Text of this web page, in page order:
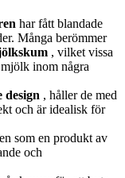
har fått blandade
Många berömmer
, vilket vissa
inom några
design , håller de med
och är idealisk för
som en produkt av
och